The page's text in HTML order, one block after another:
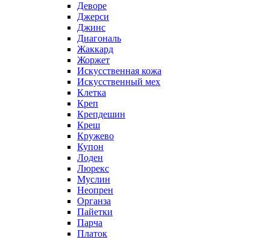
Деворе
Джерси
Джинс
Диагональ
Жаккард
Жоржет
Искусственная кожа
Искусственный мех
Клетка
Креп
Крепдешин
Креш
Кружево
Купон
Лоден
Люрекс
Муслин
Неопрен
Органза
Пайетки
Парча
Платок